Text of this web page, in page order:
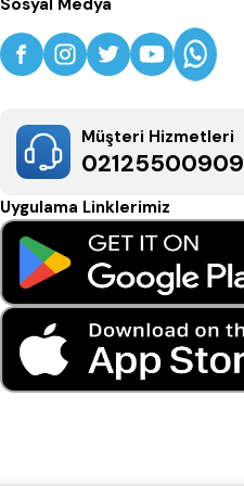
Sosyal Medya
Müşteri Hizmetleri
02125500909
Uygulama Linklerimiz